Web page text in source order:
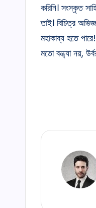
করিনি। সংস্কৃত
তাই। বিচিত্র
মহাকাব্য হতে
মতো বন্ধ্যা নয়,